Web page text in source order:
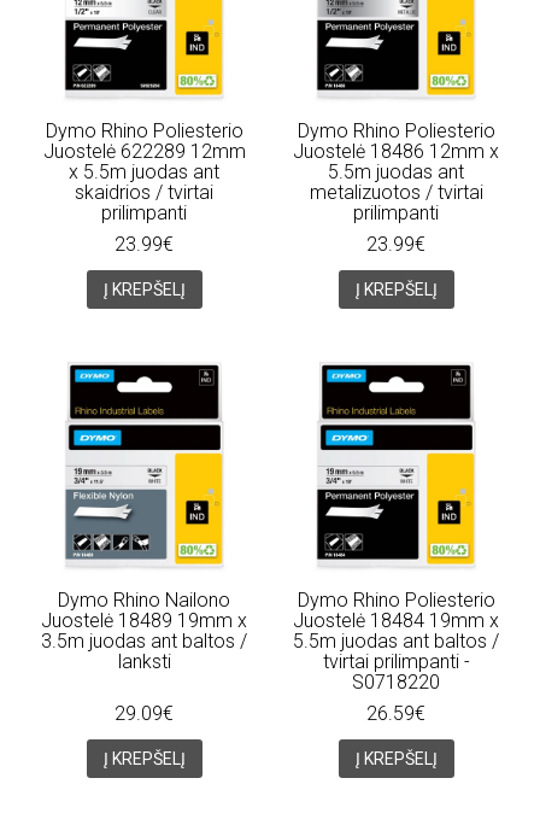
Dymo Rhino Poliesterio
Juostelė 622289 12mm
x 5.5m juodas ant
skaidrios / tvirtai
prilimpanti
23.99€
Į KREPŠELĮ
Dymo Rhino Poliesterio
Juostelė 18486 12mm x
5.5m juodas ant
metalizuotos / tvirtai
prilimpanti
23.99€
Į KREPŠELĮ
Dymo Rhino Nailono
Juostelė 18489 19mm x
3.5m juodas ant baltos /
lanksti
29.09€
Į KREPŠELĮ
Dymo Rhino Poliesterio
Juostelė 18484 19mm x
5.5m juodas ant baltos /
tvirtai prilimpanti -
S0718220
26.59€
Į KREPŠELĮ